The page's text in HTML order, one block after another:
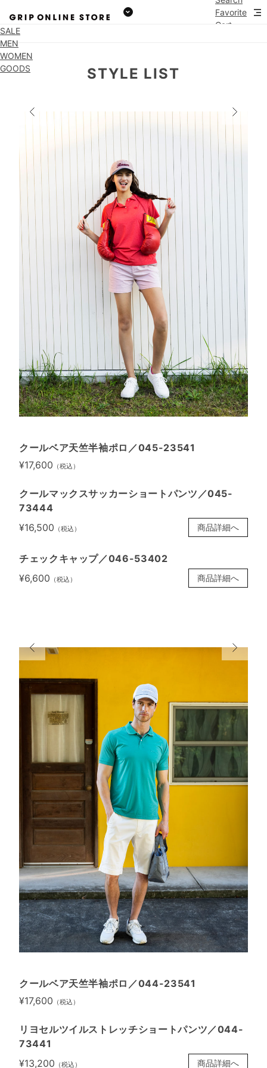
Favorite
Cart
SALE
MEN
WOMEN
GOODS
STYLE LIST
クールベア天竺半袖ポロ／045-23541
¥17,600 （税込）
クールマックスサッカーショートパンツ／045-
73444
¥16,500 （税込） 商品詳細へ
チェックキャップ／046-53402
¥6,600 （税込） 商品詳細へ
クールベア天竺半袖ポロ／044-23541
¥17,600 （税込）
リヨセルツイルストレッチショートパンツ／044-
73441
¥13,200 （税込） 商品詳細へ